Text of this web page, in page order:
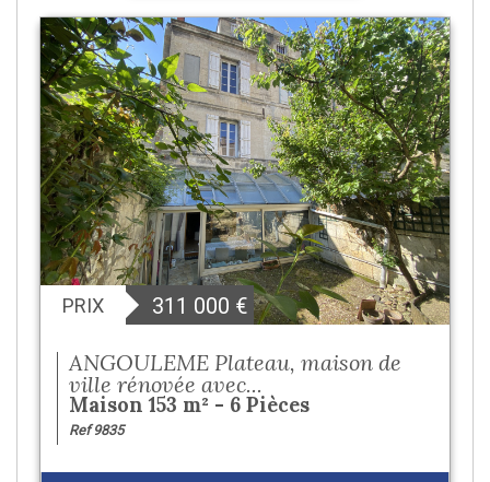
PRIX 311 000 €
ANGOULEME Plateau, maison de
ville rénovée avec...
Maison 153 m² - 6 Pièces
Ref 9835